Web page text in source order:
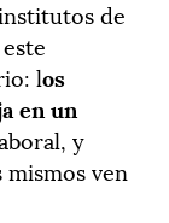
de
los
en un
y
ven